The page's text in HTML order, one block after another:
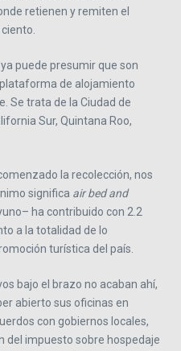
retienen y remiten el
puede presumir que son
de alojamiento
Se trata de la Ciudad de
Sur, Quintana Roo,
la recolección, nos
significa air bed and
ha contribuido con 2.2
a la totalidad de lo
turística del país.
bajo el brazo no acaban ahí,
abierto sus oficinas en
con gobiernos locales,
del impuesto sobre hospedaje